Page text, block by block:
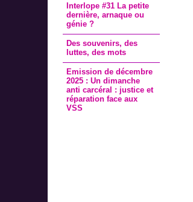
Interlope #31 La petite
dernière, arnaque ou
génie ?
Des souvenirs, des
luttes, des mots
Emission de décembre
2025 : Un dimanche
anti carcéral : justice et
réparation face aux
VSS